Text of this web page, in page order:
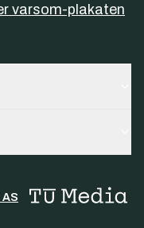
varsom-plakaten